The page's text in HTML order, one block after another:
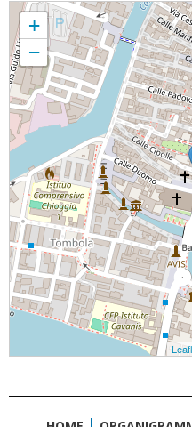
Chiesa San Martino
+
−